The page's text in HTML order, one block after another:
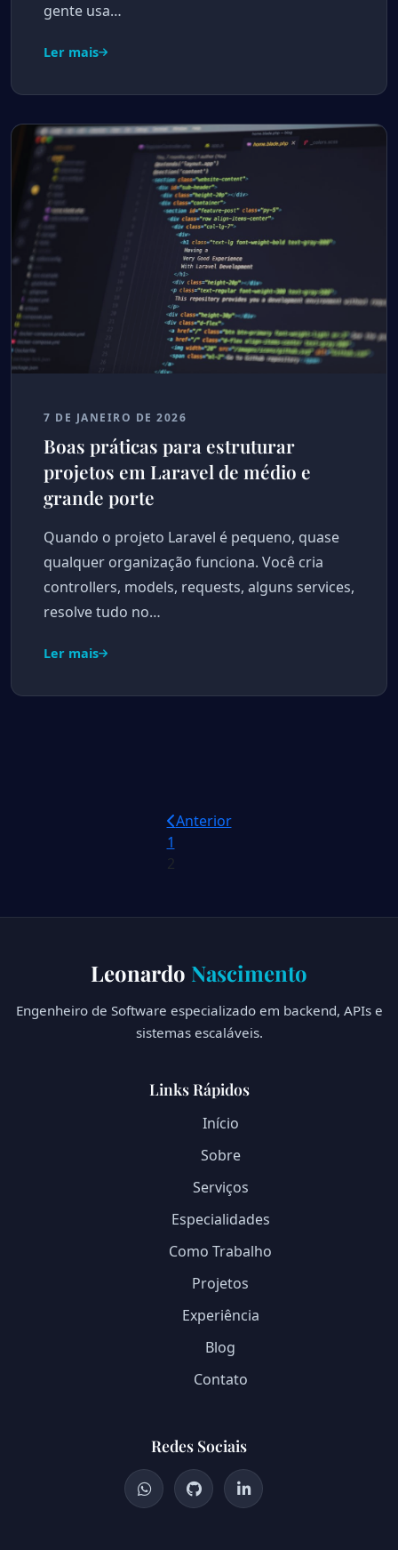
gente usa…
Ler mais
7 DE JANEIRO DE 2026
Boas práticas para estruturar
projetos em Laravel de médio e
grande porte
Quando o projeto Laravel é pequeno, quase
qualquer organização funciona. Você cria
controllers, models, requests, alguns services,
resolve tudo no…
Ler mais
Paginação
de
posts
Anterior
1
2
Leonardo Nascimento
Engenheiro de Software especializado em backend, APIs e
sistemas escaláveis.
Links Rápidos
Início
Sobre
Serviços
Especialidades
Como Trabalho
Projetos
Experiência
Blog
Contato
Redes Sociais